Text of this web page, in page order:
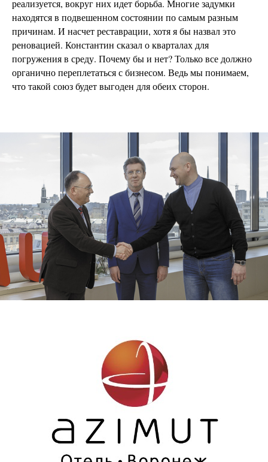
реализуется, вокруг них идет борьба. Многие задумки
находятся в подвешенном состоянии по самым разным
причинам. И насчет реставрации, хотя я бы назвал это
реновацией. Константин сказал о кварталах для
погружения в среду. Почему бы и нет? Только все должно
органично переплетаться с бизнесом. Ведь мы понимаем,
что такой союз будет выгоден для обеих сторон.